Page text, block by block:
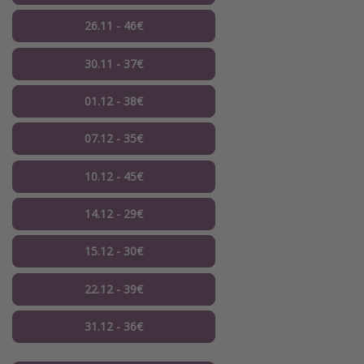
26.11 - 46€
30.11 - 37€
01.12 - 38€
07.12 - 35€
10.12 - 45€
14.12 - 29€
15.12 - 30€
22.12 - 39€
31.12 - 36€